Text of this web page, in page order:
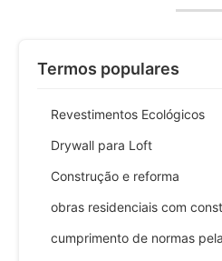
Termos populares
Revestimentos Ecológicos
Drywall para Loft
Construção e reforma
obras residenciais com
cumprimento de normas